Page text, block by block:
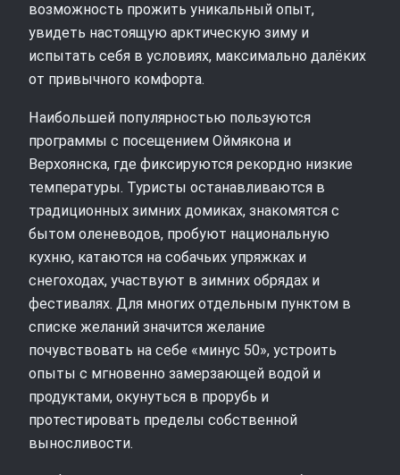
возможность прожить уникальный опыт,
увидеть настоящую арктическую зиму и
испытать себя в условиях, максимально далёких
от привычного комфорта.
Наибольшей популярностью пользуются
программы с посещением Оймякона и
Верхоянска, где фиксируются рекордно низкие
температуры. Туристы останавливаются в
традиционных зимних домиках, знакомятся с
бытом оленеводов, пробуют национальную
кухню, катаются на собачьих упряжках и
снегоходах, участвуют в зимних обрядах и
фестивалях. Для многих отдельным пунктом в
списке желаний значится желание
почувствовать на себе «минус 50», устроить
опыты с мгновенно замерзающей водой и
продуктами, окунуться в прорубь и
протестировать пределы собственной
выносливости.